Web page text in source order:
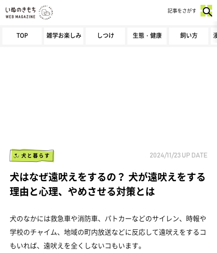
TOP 雑学お楽しみ しつけ 生態・健康 飼い方
記事をさがす
犬と暮らす 2024/11/23 UP DATE
犬はなぜ遠吠えをするの？ 犬が遠吠えをする
理由と心理、やめさせる対策とは
犬のなかには救急車や消防車、パトカーなどのサイレン、時報や
学校のチャイム、地域の町内放送などに反応して遠吠えをするコ
もいれば、遠吠えを全くしないコもいます。